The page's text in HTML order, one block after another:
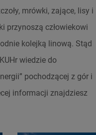
mrówki, zające, lisy i
przynoszą człowiekowi
kolejką linową. Stąd
wiedzie do
pochodzącej z gór i
informacji znajdziesz